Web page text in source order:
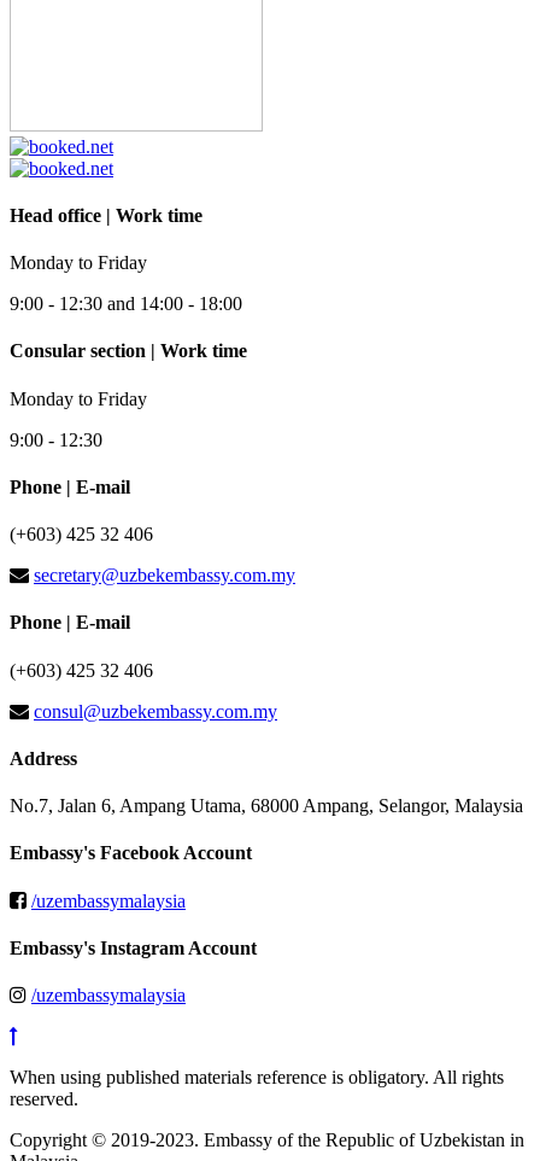
Head office | Work time
Monday to Friday
9:00 - 12:30 and 14:00 - 18:00
Consular section | Work time
Monday to Friday
9:00 - 12:30
Phone | E-mail
(+603) 425 32 406
secretary@uzbekembassy.com.my
Phone | E-mail
(+603) 425 32 406
consul@uzbekembassy.com.my
Address
No.7, Jalan 6, Ampang Utama, 68000 Ampang, Selangor, Malaysia
Embassy's Facebook Account
/uzembassymalaysia
Embassy's Instagram Account
/uzembassymalaysia
When using published materials reference is obligatory. All rights
reserved.
Copyright © 2019-2023. Embassy of the Republic of Uzbekistan in